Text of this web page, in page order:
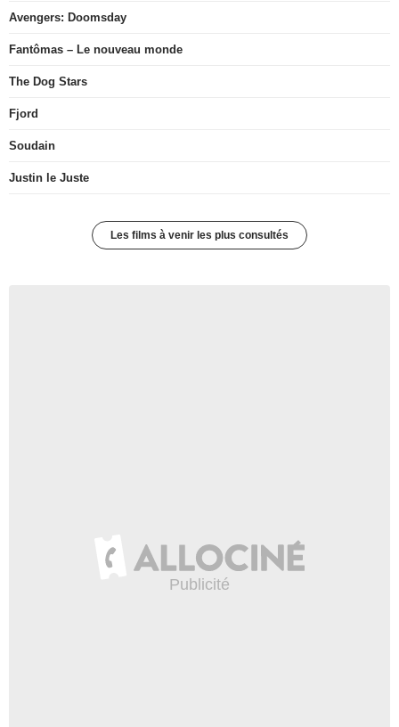
Avengers: Doomsday
Fantômas – Le nouveau monde
The Dog Stars
Fjord
Soudain
Justin le Juste
Les films à venir les plus consultés